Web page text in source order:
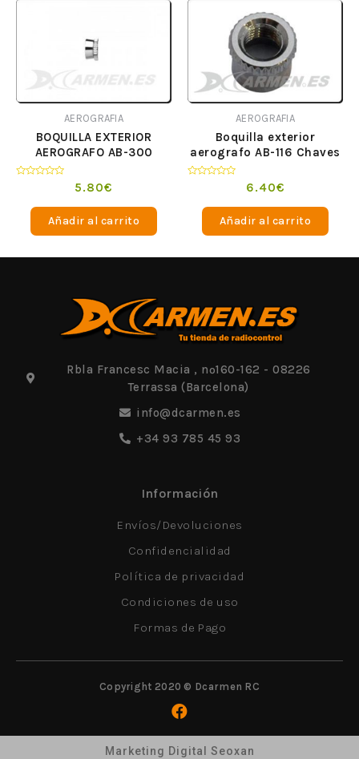
AEROGRAFIA
BOQUILLA EXTERIOR
AEROGRAFO AB-300
5.80€
Añadir al carrito
AEROGRAFIA
Boquilla exterior
aerografo AB-116 Chaves
6.40€
Añadir al carrito
Rbla Francesc Macia , nº160-162 - 08226
Terrassa (Barcelona)
info@dcarmen.es
+34 93 785 45 93
Información
Envíos/Devoluciones
Confidencialidad
Política de privacidad
Condiciones de uso
Formas de Pago
Copyright 2020 © Dcarmen RC
Marketing Digital Seoxan